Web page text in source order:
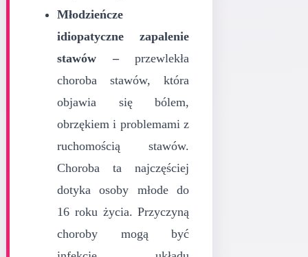
Młodzieńcze
idiopatyczne zapalenie
stawów –przewlekła
choroba stawów, która
objawia się bólem,
obrzękiem i problemami z
ruchomością stawów.
Choroba ta najczęściej
dotyka osoby młode do
16 roku życia. Przyczyną
choroby mogą być